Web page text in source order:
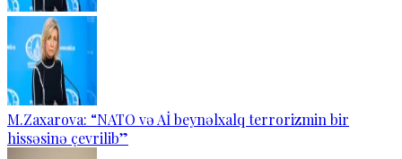
M.Zaxarova: “NATO və Aİ beynəlxalq terrorizmin bir
hissəsinə çevrilib”